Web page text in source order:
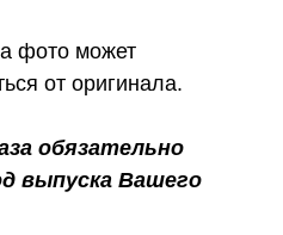
фото может
от оригинала.
обязательно
выпуска Вашего